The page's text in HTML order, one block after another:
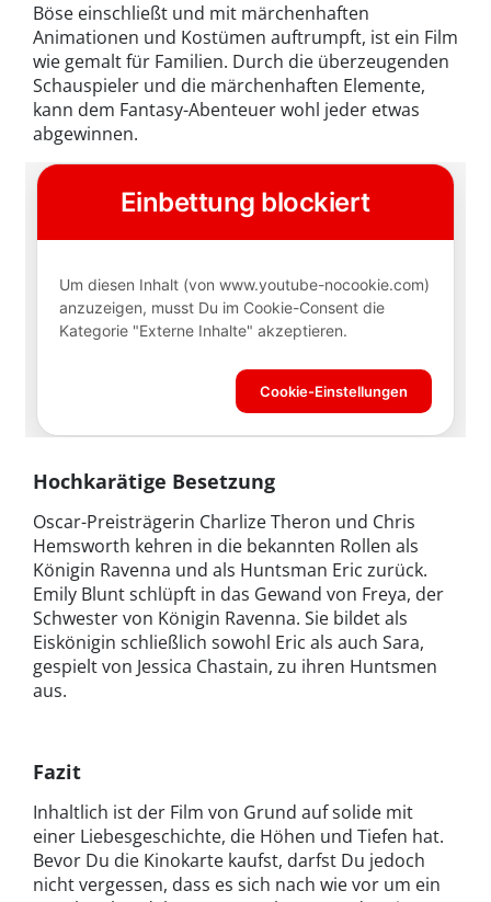
Böse einschließt und mit märchenhaften
Animationen und Kostümen auftrumpft, ist ein Film
wie gemalt für Familien. Durch die überzeugenden
Schauspieler und die märchenhaften Elemente,
kann dem Fantasy-Abenteuer wohl jeder etwas
abgewinnen.
Hochkarätige Besetzung
Oscar-Preisträgerin Charlize Theron und Chris
Hemsworth kehren in die bekannten Rollen als
Königin Ravenna und als Huntsman Eric zurück.
Emily Blunt schlüpft in das Gewand von Freya, der
Schwester von Königin Ravenna. Sie bildet als
Eiskönigin schließlich sowohl Eric als auch Sara,
gespielt von Jessica Chastain, zu ihren Huntsmen
aus.
Fazit
Inhaltlich ist der Film von Grund auf solide mit
einer Liebesgeschichte, die Höhen und Tiefen hat.
Bevor Du die Kinokarte kaufst, darfst Du jedoch
nicht vergessen, dass es sich nach wie vor um ein